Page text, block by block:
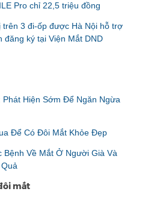
Pro chỉ 22,5 triệu đồng
3 đi-ốp được Hà Nội hỗ trợ
ký tại Viện Mắt DND
Phát Hiện Sớm Để Ngăn Ngừa
Để Có Đôi Mắt Khỏe Đẹp
Bệnh Về Mắt Ở Người Già Và
mắt